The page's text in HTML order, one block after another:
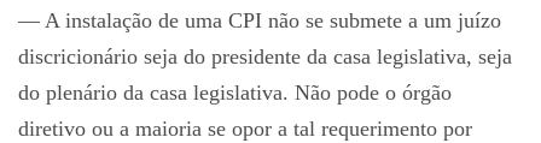
— A instalação de uma CPI não se submete a um juízo
discricionário seja do presidente da casa legislativa, seja
do plenário da casa legislativa. Não pode o órgão
diretivo ou a maioria se opor a tal requerimento por